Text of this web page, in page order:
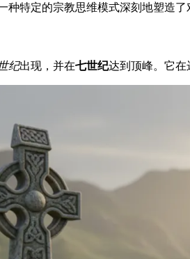
种特定的宗教思维模式深刻地塑造
纪出现，并在七世纪达到顶峰。它在